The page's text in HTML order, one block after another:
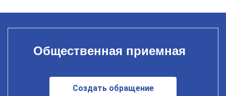
Общественная приемная
Создать обращение